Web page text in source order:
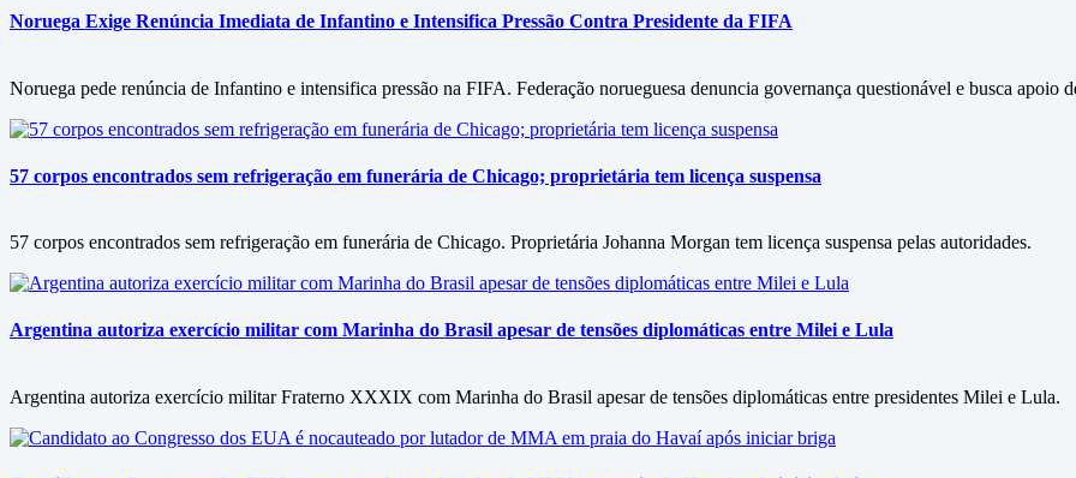
Noruega Exige Renúncia Imediata de Infantino e Intensifica Pressão Contra Presidente da FIFA
Noruega pede renúncia de Infantino e intensifica pressão na FIFA. Federação norueguesa denuncia governança questionável e busca apoio
57 corpos encontrados sem refrigeração em funerária de Chicago; proprietária tem licença suspensa
57 corpos encontrados sem refrigeração em funerária de Chicago. Proprietária Johanna Morgan tem licença suspensa pelas autoridades.
Argentina autoriza exercício militar com Marinha do Brasil apesar de tensões diplomáticas entre Milei e Lula
Argentina autoriza exercício militar Fraterno XXXIX com Marinha do Brasil apesar de tensões diplomáticas entre presidentes Milei e Lula.